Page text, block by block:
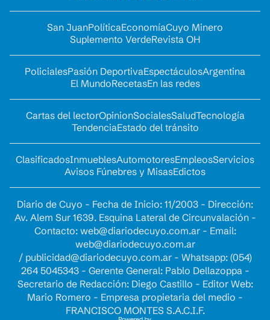
San JuanPolíticaEconomíaCuyo Minero
Suplemento VerdeRevista OH
PolicialesPasión DeportivaEspectáculosArgentina
El MundoRecetasEn las redes
Cartas del lectorOpinionSocialesSaludTecnología
TendenciaEstado del tránsito
ClasificadosInmueblesAutomotoresEmpleosServicios
Avisos Fúnebres y MisasEdictos
Diario de Cuyo - Fecha de Inicio: 11/2003 - Dirección:
Av. Alem Sur 1639. Esquina Lateral de Circunvalación -
Contacto: web@diariodecuyo.com.ar- Email:
web@diariodecuyo.com.ar
/ publicidad@diariodecuyo.com.ar- Whatsapp: (054)
264 5045343 - Gerente General: Pablo Dellazoppa -
Secretario de Redacción: Diego Castillo - Editor Web:
Mario Romero - Empresa propietaria del medio -
FRANCISCO MONTES S.A.C.I.F.